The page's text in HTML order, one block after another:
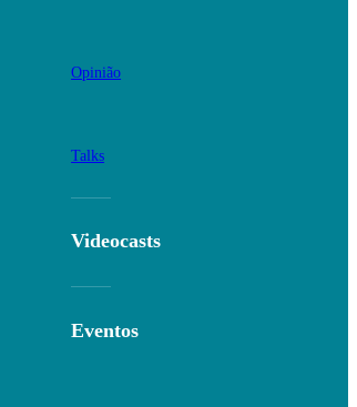
Opinião
Talks
Videocasts
Eventos